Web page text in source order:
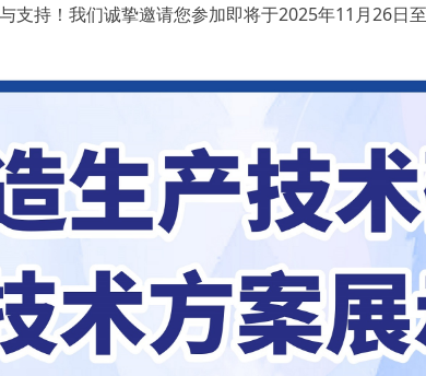
支持！我们诚挚邀请您参加即将于2025年11月26